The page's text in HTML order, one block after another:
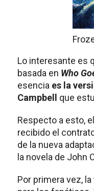
Lo interesante es
basada en Who
esencia es la
Campbell que
Respecto a esto,
recibido el
de la nueva
la novela de John
Por primera vez,